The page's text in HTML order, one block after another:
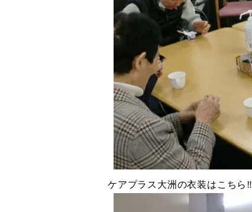
ケアプラス大洲の衣装はこちら‼